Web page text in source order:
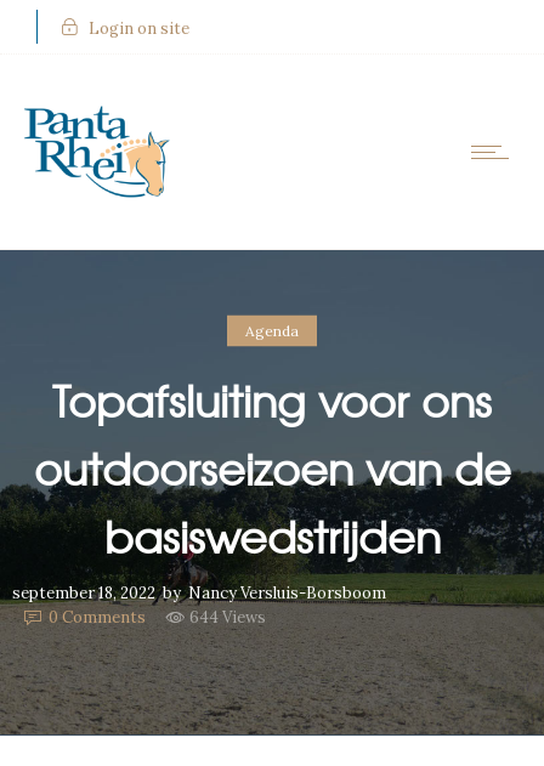
Login on site
Agenda
Topafsluiting voor ons
outdoorseizoen van de
basiswedstrijden
september 18, 2022 by Nancy Versluis-Borsboom
0Comments 644 Views